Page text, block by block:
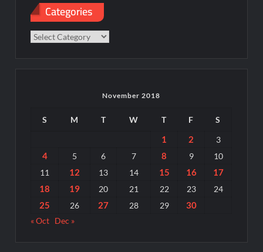
Categories
Categories
November 2018
S M T W T F S
1 2 3
4 5 6 7 8 9
10
11
12 13 14 15 16
17
18
19 20 21 22 23 24
25 26 27 28 29 30
« Oct Dec »